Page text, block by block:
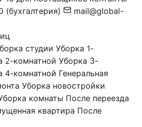
(бухгалтерия)
mail@global-
студии Уборка 1-
2-комнатной Уборка 3-
4-комнатной Генеральная
Уборка новостройки
комнаты После переезда
квартира После